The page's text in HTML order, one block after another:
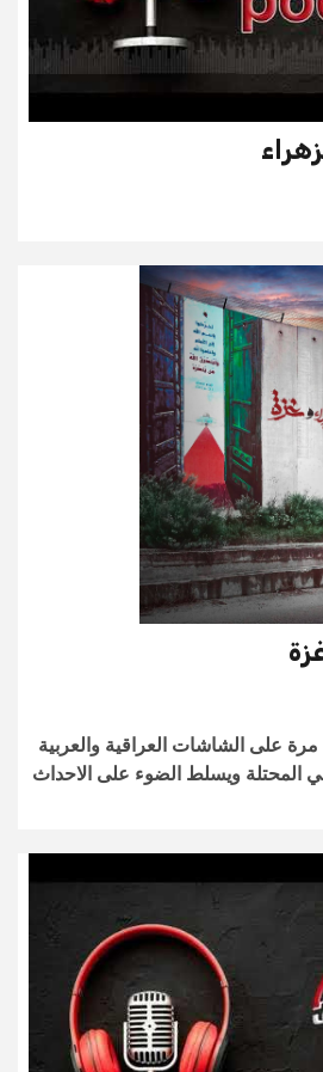
على الشاشات العراقية والعربية
المحتلة ويسلط الضوء على الاحداث